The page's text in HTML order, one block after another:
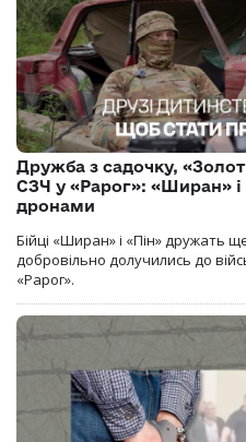
Дружба з садочку,
СЗЧ у «Рарог»: «Ширан» і
дронами
Бійці «Ширан» і «Пін» дружать
добровільно долучились до
«Рарог».